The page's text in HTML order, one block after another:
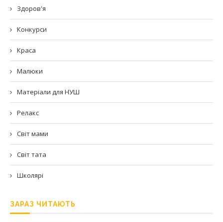
Здоров'я
Конкурси
Краса
Малюки
Матеріали для НУШ
Релакс
Світ мами
Світ тата
Школярі
ЗАРАЗ ЧИТАЮТЬ